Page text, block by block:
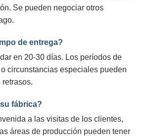
Se pueden negociar otros
de entrega?
en 20-30 días. Los períodos de
circunstancias especiales pueden
fábrica?
a las visitas de los clientes,
áreas de producción pueden tener